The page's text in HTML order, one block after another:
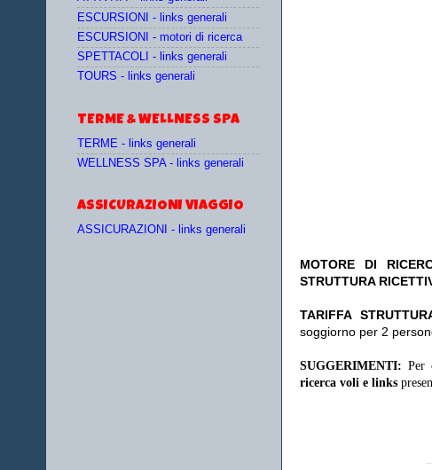
MOTORE DI
STRUTTURA
TARIFFA
soggiorno per 2
SUGGERIMENTI: Per
ricerca voli e links
ESCURSIONI - links generali
ESCURSIONI - motori di ricerca
SPETTACOLI - links generali
TOURS - links generali
TERME & WELLNESS SPA
TERME - links generali
WELLNESS SPA - links generali
ASSICURAZIONI VIAGGIO
ASSICURAZIONI - links generali